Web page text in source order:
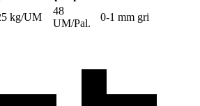
kg/UM
48
UM/Pal.
0-1 mm gri